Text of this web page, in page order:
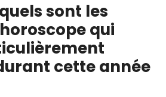
sont les
qui
cette année